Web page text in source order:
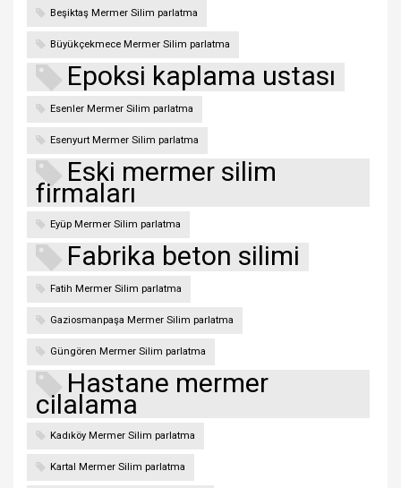
Beşiktaş Mermer Silim parlatma
Büyükçekmece Mermer Silim parlatma
Epoksi kaplama ustası
Esenler Mermer Silim parlatma
Esenyurt Mermer Silim parlatma
Eski mermer silim
firmaları
Eyüp Mermer Silim parlatma
Fabrika beton silimi
Fatih Mermer Silim parlatma
Gaziosmanpaşa Mermer Silim parlatma
Güngören Mermer Silim parlatma
Hastane mermer
cilalama
Kadıköy Mermer Silim parlatma
Kartal Mermer Silim parlatma